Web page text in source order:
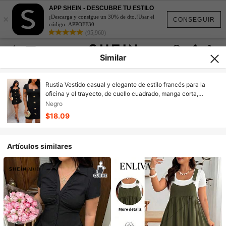
CONSEGUIR
×
APP SHEIN - DESCUBRE TU ESTILO
¡Descarga y consigue un 30% de dto.!Usar el
código: APPOFF30
(95,960)
Similar
Rustia Vestido casual y elegante de estilo francés para la
oficina y el trayecto, de cuello cuadrado, manga corta,
cintura ceñida y línea A hasta la rodilla, con decoración de
botón de metal con forma de estrella de mar, tallas grandes
Negro
$18.09
Artículos similares